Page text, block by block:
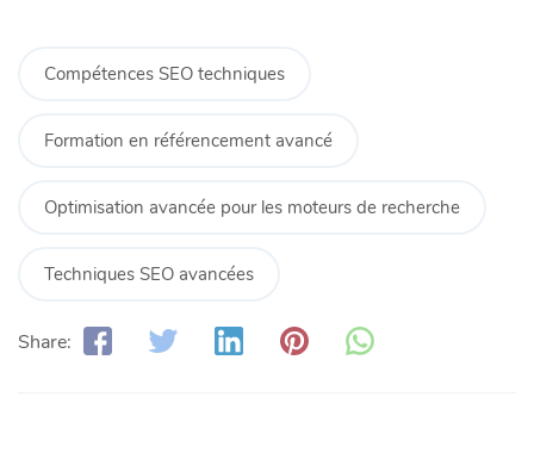
Compétences SEO techniques
Formation en référencement avancé
Optimisation avancée pour les moteurs de recherche
Techniques SEO avancées
Share: